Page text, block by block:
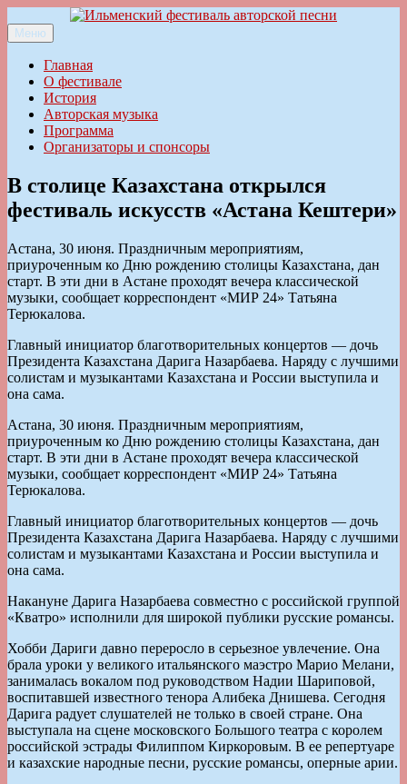
к
содержимому
Ильменский фестиваль авторской песни
Меню
Главная
О фестивале
История
Авторская музыка
Программа
Организаторы и спонсоры
В столице Казахстана открылся
фестиваль искусств «Астана Кештери»
Астана, 30 июня. Праздничным мероприятиям,
приуроченным ко Дню рождению столицы Казахстана, дан
старт. В эти дни в Астане проходят вечера классической
музыки, сообщает корреспондент «МИР 24» Татьяна
Терюкалова.
Главный инициатор благотворительных концертов — дочь
Президента Казахстана Дарига Назарбаева. Наряду с лучшими
солистам и музыкантами Казахстана и России выступила и
она сама.
Астана, 30 июня. Праздничным мероприятиям,
приуроченным ко Дню рождению столицы Казахстана, дан
старт. В эти дни в Астане проходят вечера классической
музыки, сообщает корреспондент «МИР 24» Татьяна
Терюкалова.
Главный инициатор благотворительных концертов — дочь
Президента Казахстана Дарига Назарбаева. Наряду с лучшими
солистам и музыкантами Казахстана и России выступила и
она сама.
Накануне Дарига Назарбаева совместно с российской группой
«Кватро» исполнили для широкой публики русские романсы.
Хобби Дариги давно переросло в серьезное увлечение. Она
брала уроки у великого итальянского маэстро Марио Мелани,
занималась вокалом под руководством Надии Шариповой,
воспитавшей известного тенора Алибека Днишева. Сегодня
Дарига радует слушателей не только в своей стране. Она
выступала на сцене московского Большого театра с королем
российской эстрады Филиппом Киркоровым. В ее репертуаре
и казахские народные песни, русские романсы, оперные арии.